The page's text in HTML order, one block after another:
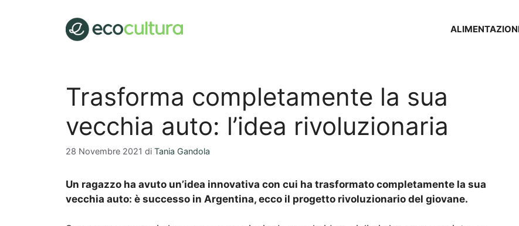
Trasforma completamente la sua
vecchia auto: l’idea rivoluzionaria
28 Novembre 2021 di Tania Gandola
Un ragazzo ha avuto un’idea innovativa con cui ha trasformato completamente la sua
vecchia auto: è successo in Argentina, ecco il progetto rivoluzionario del giovane.